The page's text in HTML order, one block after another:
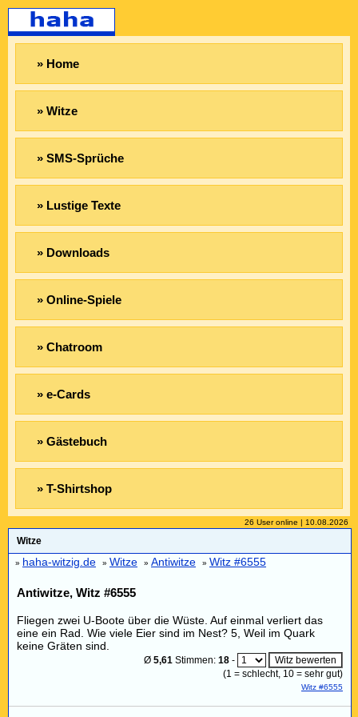
» Home
» Witze
» SMS-Sprüche
» Lustige Texte
» Downloads
» Online-Spiele
» Chatroom
» e-Cards
» Gästebuch
» T-Shirtshop
26 User online | 10.08.2026
Witze
» haha-witzig.de » Witze » Antiwitze » Witz #6555
Antiwitze, Witz #6555
Fliegen zwei U-Boote über die Wüste. Auf einmal verliert das
eine ein Rad. Wie viele Eier sind im Nest? 5, Weil im Quark
keine Gräten sind.
Ø 5,61 Stimmen: 18 -
(1 = schlecht, 10 = sehr gut)
Witz #6555